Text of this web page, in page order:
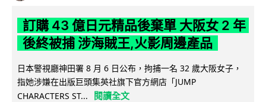
訂購 43 億日元精品後棄單 大阪女 2 年
後終被捕 涉海賊王,火影周邊產品
日本警視廳神田署 8 月 6 日公布，拘捕一名 32 歲大阪女子，
指她涉嫌在出版巨頭集英社旗下官方網店「JUMP
CHARACTERS ST...
閱讀全文